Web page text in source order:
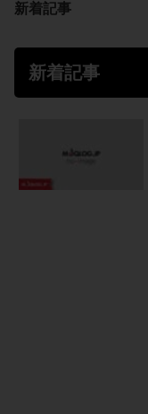
新着記事
新着記事